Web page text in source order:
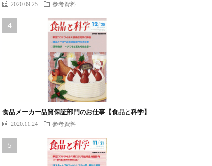
2020.09.25 参考資料
食品メーカー品質保証部門のお仕事【食品と科学】
2020.11.24 参考資料